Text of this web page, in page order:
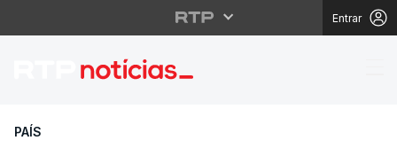
Entrar
Médicos tarefeiros
PAÍS